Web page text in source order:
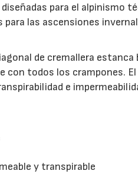
para el alpinismo
las ascensiones
de cremallera estanca
con todos los crampones.
e
y transpirable